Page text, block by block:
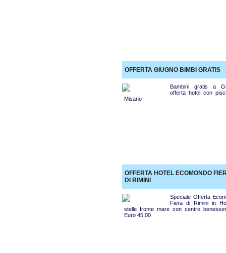
OFFERTA GIUGNO BIMBI GRATIS
Bambini gratis a
offerta hotel con
Misano
OFFERTA HOTEL ECOMONDO
DI RIMINI
Speciale Offerta
Fiera di Rimini in
stelle fronte mare con centro
Euro 45,00